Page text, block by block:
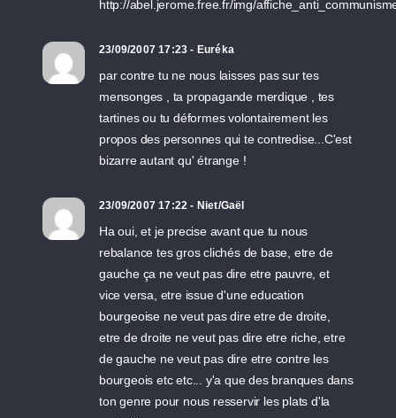
http://abel.jerome.free.fr/img/
23/09/2007 17:23 - Euréka
par contre tu ne nous laisses pas sur tes
mensonges , ta propagande merdique , tes
tartines ou tu déformes volontairement les
propos des personnes qui te contredise...C'est
bizarre autant qu' étrange !
23/09/2007 17:22 - Niet/Gaël
Ha oui, et je precise avant que tu nous
rebalance tes gros clichés de base, etre de
gauche ça ne veut pas dire etre pauvre, et
vice versa, etre issue d'une education
bourgeoise ne veut pas dire etre de droite,
etre de droite ne veut pas dire etre riche, etre
de gauche ne veut pas dire etre contre les
bourgeois etc etc... y'a que des branques dans
ton genre pour nous resservir les plats d'la